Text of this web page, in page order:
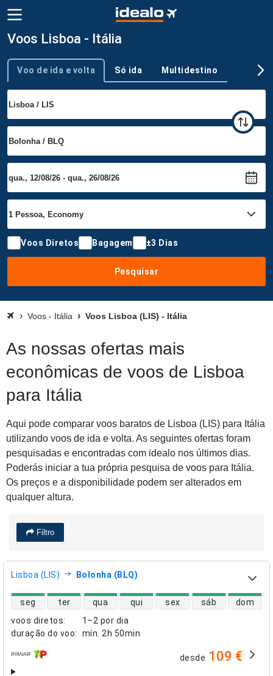
Voos Lisboa - Itália
Tipo de viagem
Voo de ida e volta Só ida Multidestino
Voos Diretos Bagagem ±3 Dias
Pesquisar
Voos - Itália Voos Lisboa (LIS) - Itália
As nossas ofertas mais
econômicas de voos de Lisboa
para Itália
Aqui pode comparar voos baratos de Lisboa (LIS) para Itália
utilizando voos de ida e volta. As seguintes ofertas foram
pesquisadas e encontradas com idealo nos últimos dias.
Poderás iniciar a tua própria pesquisa de voos para Itália.
Os preços e a disponibilidade podem ser alterados em
qualquer altura.
Filtro
Lisboa (LIS) Bolonha (BLQ)
voos diretos:
1–2 por dia
duração do voo: mín. 2h 50min
disponibilidade de voos diretos
seg ter qua qui sex sáb dom
companhias aéreas desde 109 €